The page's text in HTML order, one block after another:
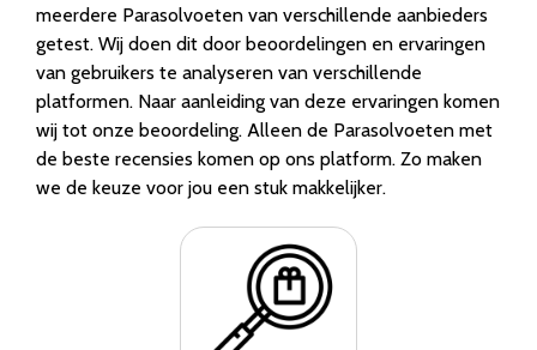
meerdere Parasolvoeten van verschillende aanbieders
getest. Wij doen dit door beoordelingen en ervaringen
van gebruikers te analyseren van verschillende
platformen. Naar aanleiding van deze ervaringen komen
wij tot onze beoordeling. Alleen de Parasolvoeten met
de beste recensies komen op ons platform. Zo maken
we de keuze voor jou een stuk makkelijker.